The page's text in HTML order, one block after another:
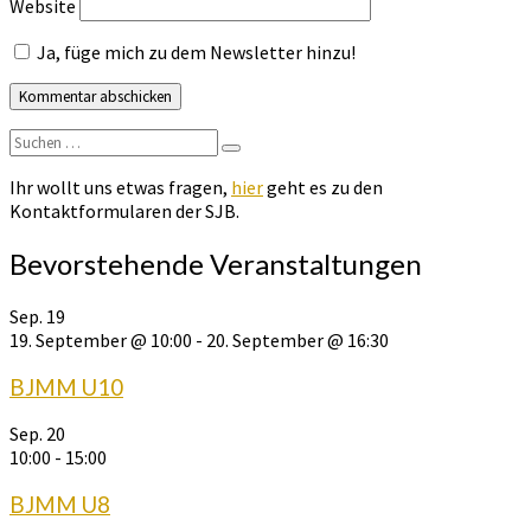
Website
Ja, füge mich zu dem Newsletter hinzu!
Suchen
nach:
Suchen
Ihr wollt uns etwas fragen, hiergeht es zu den
Kontaktformularen der SJB.
Bevorstehende Veranstaltungen
Sep. 19
19. September @ 10:00 - 20. September @ 16:30
BJMM U10
Sep. 20
10:00 - 15:00
BJMM U8